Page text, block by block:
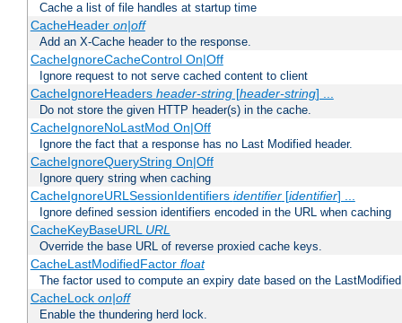
Cache a list of file handles at startup time
CacheHeader on|off
Add an X-Cache header to the response.
CacheIgnoreCacheControl On|Off
Ignore request to not serve cached content to client
CacheIgnoreHeaders header-string[header-string] ...
Do not store the given HTTP header(s) in the cache.
CacheIgnoreNoLastMod On|Off
Ignore the fact that a response has no Last Modified header.
CacheIgnoreQueryString On|Off
Ignore query string when caching
CacheIgnoreURLSessionIdentifiers identifier[identifier] ...
Ignore defined session identifiers encoded in the URL when caching
CacheKeyBaseURL URL
Override the base URL of reverse proxied cache keys.
CacheLastModifiedFactor float
The factor used to compute an expiry date based on the
CacheLock on|off
Enable the thundering herd lock.